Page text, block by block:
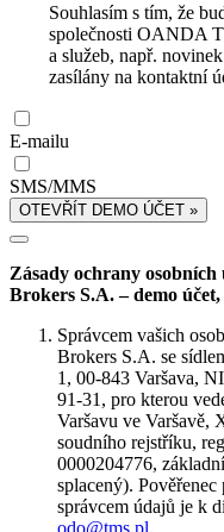
Souhlasím s tím, že
společnosti OANDA
a služeb, např.
zasílány na kontaktní
E-mailu
SMS/MMS
OTEVŘÍT DEMO ÚČET »
Zásady ochrany
Brokers S.A. – demo
Správcem vašich
Brokers S.A. se
1, 00-843 Varšava,
91-31, pro kterou
Varšavu ve Varšavě,
soudního rejstříku,
0000204776,
splacený).
správcem údajů je k
odo@tms.pl.